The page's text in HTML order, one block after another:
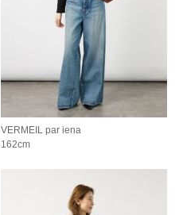
VERMEIL par iena
162cm